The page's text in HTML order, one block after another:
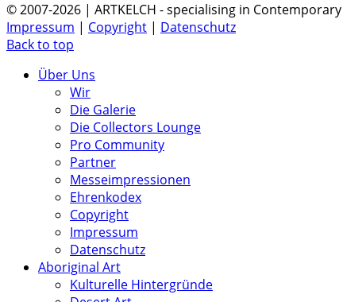
© 2007-2026 | ARTKELCH - specialising in
Impressum | Copyright | Datenschutz
Back to top
Über Uns
Wir
Die Galerie
Die Collectors Lounge
Pro Community
Partner
Messeimpressionen
Ehrenkodex
Copyright
Impressum
Datenschutz
Aboriginal Art
Kulturelle Hintergründe